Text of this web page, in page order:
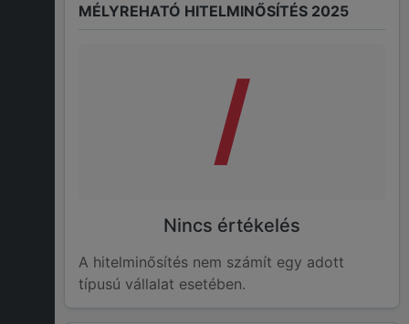
MÉLYREHATÓ HITELMINŐSÍTÉS 2025
/
Nincs értékelés
A hitelminősítés nem számít egy adott
típusú vállalat esetében.